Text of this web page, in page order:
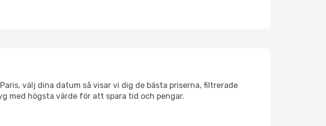
välj dina datum så visar vi dig de bästa priserna, filtrerade
med högsta värde för att spara tid och pengar.